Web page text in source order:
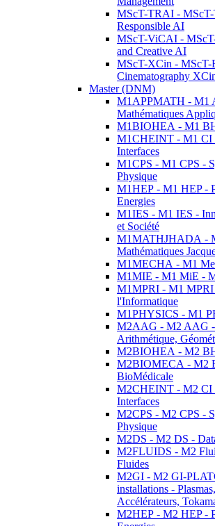
MScT-TRAI - MScT-
Responsible AI
MScT-ViCAI -
and Creative AI
MScT-XCin - MScT-
Cinematography
Master (DNM)
M1APPMATH - M1
Mathématiques
M1BIOHEA - M1
M1CHEINT - M1 CI
Interfaces
M1CPS - M1 CPS -
Physique
M1HEP - M1 HEP -
Energies
M1IES - M1 IES -
et Société
M1MATHJHADA -
Mathématiques
M1MECHA - M1
M1MIE - M1 MiE -
M1MPRI - M1 MPRI
l'Informatique
M1PHYSICS - M1
M2AAG - M2 AAG -
Arithmétique,
M2BIOHEA - M2
M2BIOMECA - M2
BioMédicale
M2CHEINT - M2 CI
Interfaces
M2CPS - M2 CPS -
Physique
M2DS - M2 DS -
M2FLUIDS - M2
Fluides
M2GI - M2 GI-
installations -
Accélérateurs,
M2HEP - M2 HEP -